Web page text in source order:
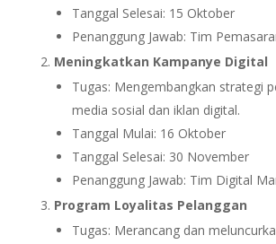
Tanggal Selesai: 15 Oktober
Penanggung Jawab: Tim
Meningkatkan Kampanye Digital
Tugas: Mengembangkan strategi
media sosial dan iklan digital.
Tanggal Mulai: 16 Oktober
Tanggal Selesai: 30 November
Penanggung Jawab: Tim Digital
Program Loyalitas Pelanggan
Tugas: Merancang dan